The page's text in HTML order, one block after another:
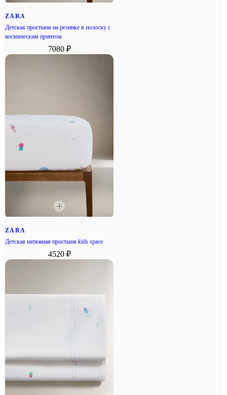
ZARA
Детская простыня на резинке в полоску с
космическим принтом
7080 ₽
ZARA
Детская натяжная простыня kids space
4520 ₽